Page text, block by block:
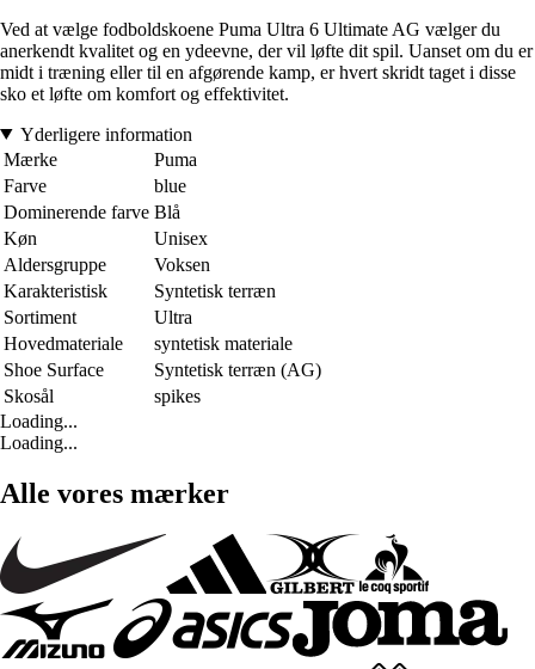
Ved at vælge fodboldskoene Puma Ultra 6 Ultimate AG vælger du
anerkendt kvalitet og en ydeevne, der vil løfte dit spil. Uanset om du er
midt i træning eller til en afgørende kamp, er hvert skridt taget i disse
sko et løfte om komfort og effektivitet.
Yderligere information
Mærke
Puma
Farve
blue
Dominerende farve Blå
Køn
Unisex
Aldersgruppe
Voksen
Karakteristisk
Syntetisk terræn
Sortiment
Ultra
Hovedmateriale
syntetisk materiale
Shoe Surface
Syntetisk terræn (AG)
Skosål
spikes
Loading...
Loading...
Alle vores mærker